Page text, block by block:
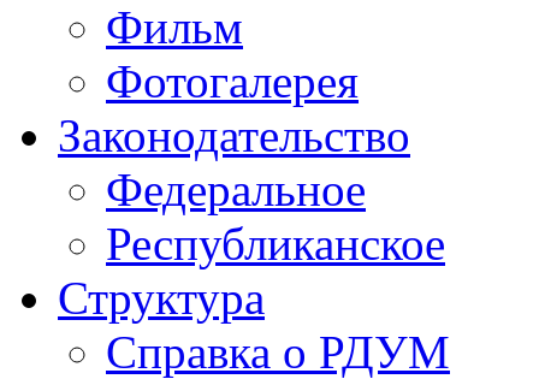
Фильм
Фотогалерея
Законодательство
Федеральное
Республиканское
Структура
Справка о РДУМ